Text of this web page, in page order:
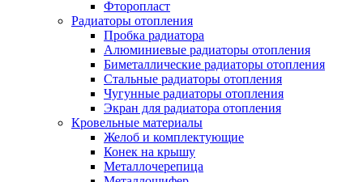
Фторопласт
Радиаторы отопления
Пробка радиатора
Алюминиевые радиаторы отопления
Биметаллические радиаторы отопления
Стальные радиаторы отопления
Чугунные радиаторы отопления
Экран для радиатора отопления
Кровельные материалы
Желоб и комплектующие
Конек на крышу
Металлочерепица